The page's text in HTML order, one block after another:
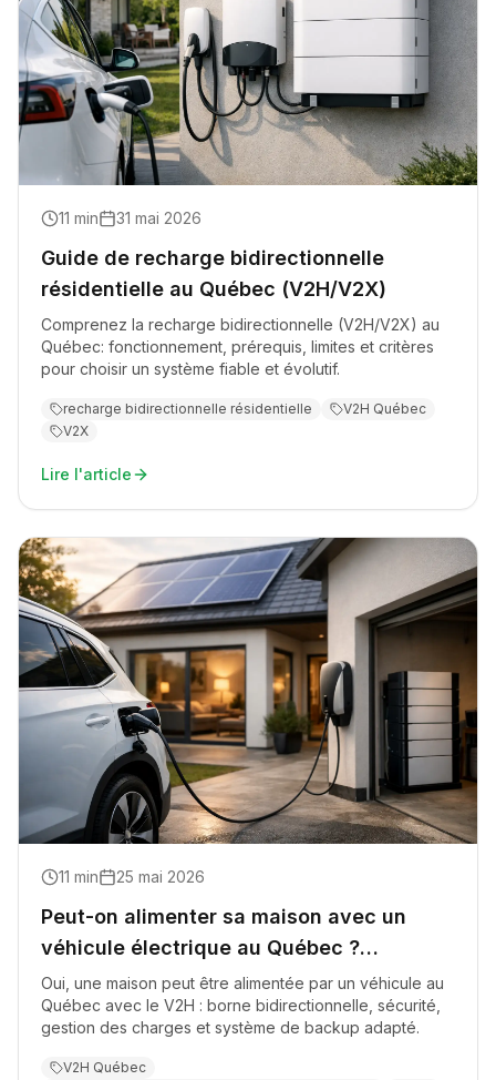
11 min 31 mai 2026
Guide de recharge bidirectionnelle
résidentielle au Québec (V2H/V2X)
Comprenez la recharge bidirectionnelle (V2H/V2X) au
Québec: fonctionnement, prérequis, limites et critères
pour choisir un système fiable et évolutif.
recharge bidirectionnelle résidentielle
V2H Québec
V2X
Lire l'article
11 min 25 mai 2026
Peut-on alimenter sa maison avec un
véhicule électrique au Québec ?
(V2H/V2X)
Oui, une maison peut être alimentée par un véhicule au
Québec avec le V2H : borne bidirectionnelle, sécurité,
gestion des charges et système de backup adapté.
V2H Québec